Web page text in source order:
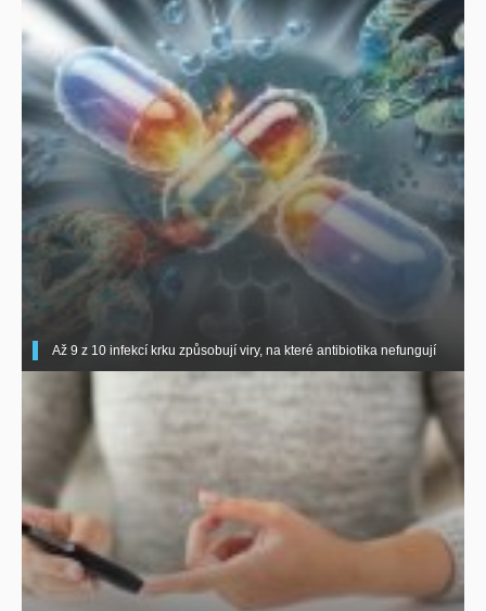
Až 9 z 10 infekcí krku způsobují viry, na které antibiotika nefungují